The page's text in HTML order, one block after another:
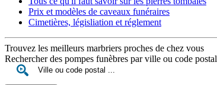
Prix et modèles de caveaux funéraires
Cimetières, législiation et réglement
Trouvez les meilleurs marbriers proches de chez vous
Rechercher des pompes funèbres par ville ou code postal